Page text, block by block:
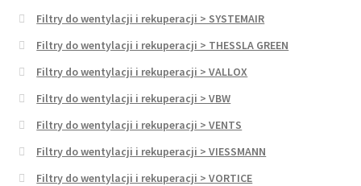
Filtry do wentylacji i rekuperacji > SYSTEMAIR
Filtry do wentylacji i rekuperacji > THESSLA GREEN
Filtry do wentylacji i rekuperacji > VALLOX
Filtry do wentylacji i rekuperacji > VBW
Filtry do wentylacji i rekuperacji > VENTS
Filtry do wentylacji i rekuperacji > VIESSMANN
Filtry do wentylacji i rekuperacji > VORTICE